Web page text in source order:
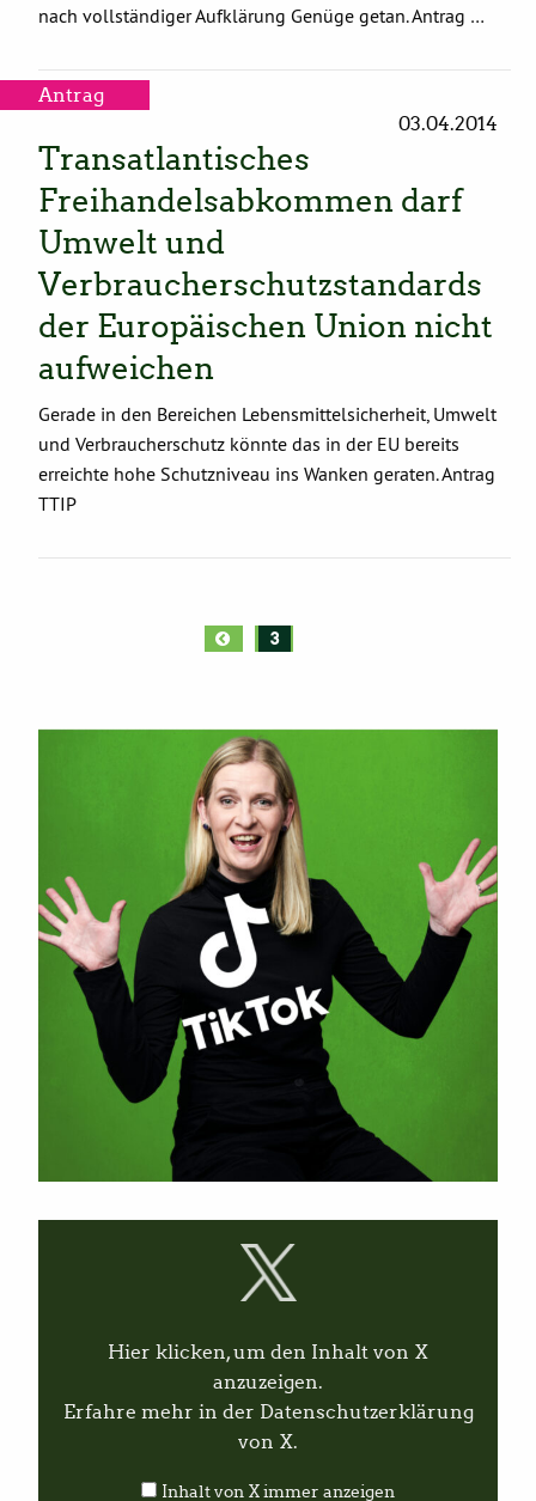
nach vollständiger Aufklärung Genüge getan. Antrag …
Antrag
03.04.2014
Transatlantisches
Freihandelsabkommen darf
Umwelt und
Verbraucherschutzstandards
der Europäischen Union nicht
aufweichen
Gerade in den Bereichen Lebensmittelsicherheit, Umwelt
und Verbraucherschutz könnte das in der EU bereits
erreichte hohe Schutzniveau ins Wanken geraten. Antrag
TTIP
« 3
Hier klicken, um den Inhalt von X
anzuzeigen.
Erfahre mehr in der Datenschutzerklärung
von X.
Inhalt von X immer anzeigen